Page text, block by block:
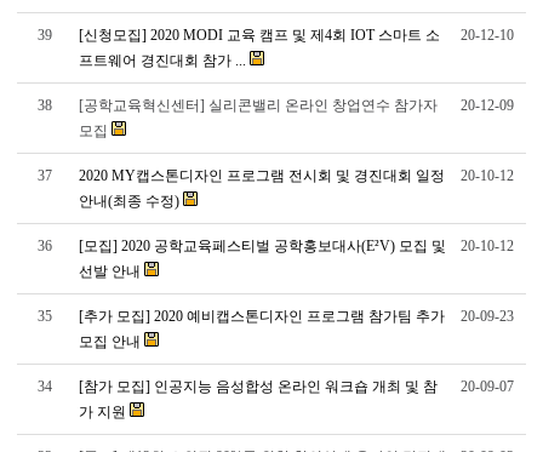
39
[신청모집] 2020 MODI 교육 캠프 및 제4회 IOT 스마트 소
프트웨어 경진대회 참가 ...
20-12-10
38
[공학교육혁신센터] 실리콘밸리 온라인 창업연수 참가자
모집
20-12-09
37
2020 MY캡스톤디자인 프로그램 전시회 및 경진대회 일정
안내(최종 수정)
20-10-12
36
[모집] 2020 공학교육페스티벌 공학홍보대사(E²V) 모집 및
선발 안내
20-10-12
35
[추가 모집] 2020 예비캡스톤디자인 프로그램 참가팀 추가
모집 안내
20-09-23
34
[참가 모집] 인공지능 음성합성 온라인 워크숍 개최 및 참
가 지원
20-09-07